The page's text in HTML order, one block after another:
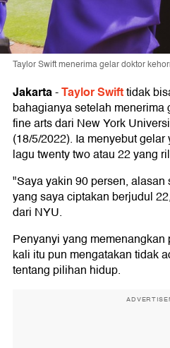
Taylor Swift menerima gelar doktor
Jakarta-Taylor Swifttidak
bahagianya setelah menerima
fine arts dari New York
(18/5/2022). Ia menyebut
lagu twenty two atau 22 yang
"Saya yakin 90 persen,
yang saya ciptakan berjudul
dari NYU.
Penyanyi yang memenangkan
kali itu pun mengatakan tidak
tentang pilihan hidup.